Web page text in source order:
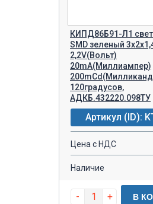
КИПД86Б91-Л1
SMD зеленый
2,2V(Вольт)
20mA(Миллиампер)
120градусов,
АДКБ.432220.098ТУ
Артикул (ID):
Цена с НДС
Наличие
- + В